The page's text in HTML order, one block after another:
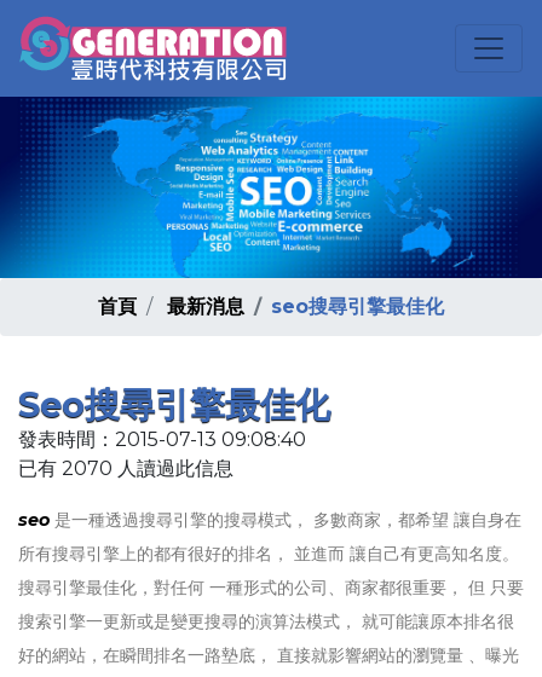
首頁 最新消息 seo搜尋引擎最佳化
Seo搜尋引擎最佳化
發表時間：2015-07-13 09:08:40
已有 2070 人讀過此信息
seo 是一種透過搜尋引擎的搜尋模式， 多數商家，都希望 讓自身在
所有搜尋引擎上的都有很好的排名， 並進而 讓自己有更高知名度。
搜尋引擎最佳化，對任何 一種形式的公司、商家都很重要， 但 只要
搜索引擎一更新或是變更搜尋的演算法模式， 就可能讓原本排名很
好的網站，在瞬間排名一路墊底， 直接就影響網站的瀏覽量 、曝光